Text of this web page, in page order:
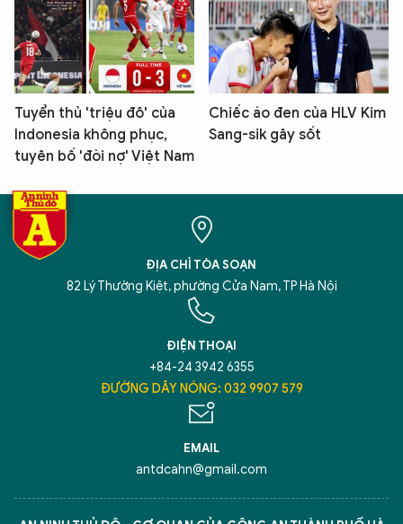
Tuyển thủ 'triệu đô' của
Indonesia không phục,
tuyên bố 'đòi nợ' Việt Nam
Chiếc áo đen của HLV Kim
Sang-sik gây sốt
ĐỊA CHỈ TÒA SOẠN
82 Lý Thường Kiệt, phường Cửa Nam, TP Hà Nội
ĐIỆN THOẠI
+84-24 3942 6355
ĐƯỜNG DÂY NÓNG: 032 9907 579
EMAIL
antdcahn@gmail.com